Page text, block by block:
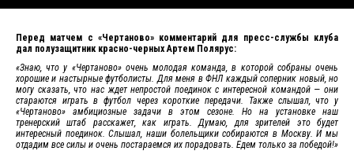
Перед матчем с «Чертаново» комментарий для пресс-службы клуба
дал полузащитник красно-черных Артем Полярус:
«Знаю, что у «Чертаново» очень молодая команда, в которой собраны очень
хорошие и настырные футболисты. Для меня в ФНЛ каждый соперник новый, но
могу сказать, что нас ждет непростой поединок с интересной командой — они
стараются играть в футбол через короткие передачи. Также слышал, что у
«Чертаново» амбициозные задачи в этом сезоне. Но на установке наш
тренерский штаб расскажет, как играть. Думаю, для зрителей это будет
интересный поединок. Слышал, наши болельщики собираются в Москву. И мы
отдадим все силы и очень постараемся их порадовать. Едем только за победой!»